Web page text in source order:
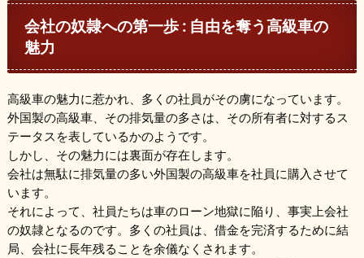
会社の奴隷への第一歩 : 自由を奪う高級車の
魅力
高級車の魅力に惹かれ、多くの社員がその虜になっています。
外国製の高級車、その排気量の多さは、その所有者に対するス
テータスを表しているかのようです。
しかし、その魅力には裏面が存在します。
会社は無駄に排気量の多い外国製の高級車を社員に購入させて
います。
それによって、社員たちは車のローン地獄に陥り、事実上会社
の奴隷となるのです。多くの社員は、借金を完済するために結
局、会社に長年残ることを余儀なくされます。